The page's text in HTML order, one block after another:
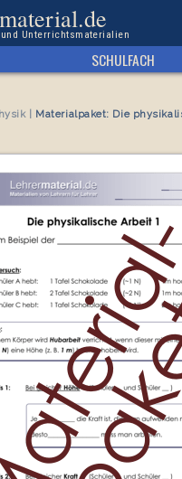
Unterrichtsmaterialien
SCHULFACH
| Materialpaket: Die